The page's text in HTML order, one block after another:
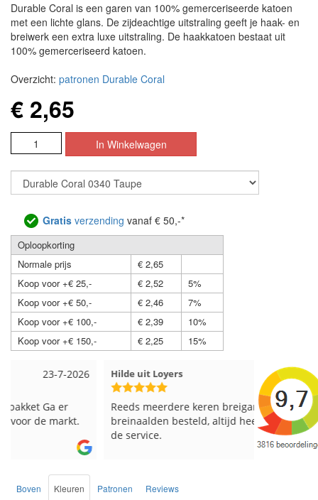
Durable Coral is een garen van 100% gemerceriseerde katoen
met een lichte glans. De zijdeachtige uitstraling geeft je haak- en
breiwerk een extra luxe uitstraling. De haakkatoen bestaat uit
100% gemerceriseerd katoen.
Overzicht: patronen Durable Coral
€ 2,65
Gratis verzending vanaf € 50,-*
Oploopkorting
Normale prijs
€ 2,65
Koop voor +€ 25,-
€ 2,52
5%
Koop voor +€ 50,-
€ 2,46
7%
Koop voor +€ 100,-
€ 2,39
10%
Koop voor +€ 150,-
€ 2,25 15%
Hilde uit Loyers
Reeds meerdere keren breigaren en
breinaalden besteld, altijd heel tevreden over
Loes uit
Snelle
Boven Kleuren Patronen Reviews